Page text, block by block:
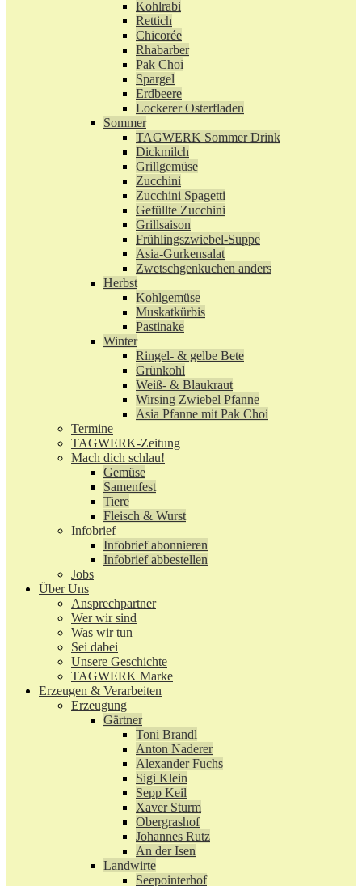
Kohlrabi
Rettich
Chicorée
Rhabarber
Pak Choi
Spargel
Erdbeere
Lockerer Osterfladen
Sommer
TAGWERK Sommer Drink
Dickmilch
Grillgemüse
Zucchini
Zucchini Spagetti
Gefüllte Zucchini
Grillsaison
Frühlingszwiebel-Suppe
Asia-Gurkensalat
Zwetschgenkuchen anders
Herbst
Kohlgemüse
Muskatkürbis
Pastinake
Winter
Ringel- & gelbe Bete
Grünkohl
Weiß- & Blaukraut
Wirsing Zwiebel Pfanne
Asia Pfanne mit Pak Choi
Termine
TAGWERK-Zeitung
Mach dich schlau!
Gemüse
Samenfest
Tiere
Fleisch & Wurst
Infobrief
Infobrief abonnieren
Infobrief abbestellen
Jobs
Über Uns
Ansprechpartner
Wer wir sind
Was wir tun
Sei dabei
Unsere Geschichte
TAGWERK Marke
Erzeugen & Verarbeiten
Erzeugung
Gärtner
Toni Brandl
Anton Naderer
Alexander Fuchs
Sigi Klein
Sepp Keil
Xaver Sturm
Obergrashof
Johannes Rutz
An der Isen
Landwirte
Seepointerhof